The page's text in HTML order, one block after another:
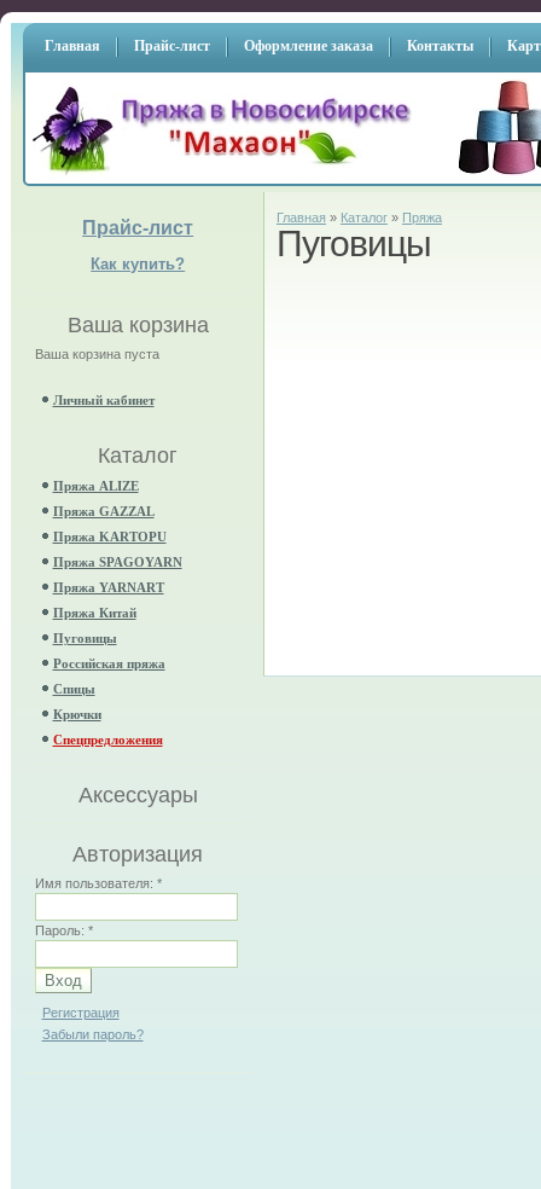
Главная Прайс-лист Оформление заказа Контакты
Прайс-лист
Как купить?
Ваша корзина
Ваша корзина пуста
Личный кабинет
Каталог
Пряжа ALIZE
Пряжа GAZZAL
Пряжа KARTOPU
Пряжа SPAGOYARN
Пряжа YARNART
Пряжа Китай
Пуговицы
Российская пряжа
Спицы
Крючки
Спецпредложения
Аксессуары
Авторизация
Имя пользователя: *
Пароль: *
Регистрация
Забыли пароль?
Главная » Каталог» Пряжа
Пуговицы